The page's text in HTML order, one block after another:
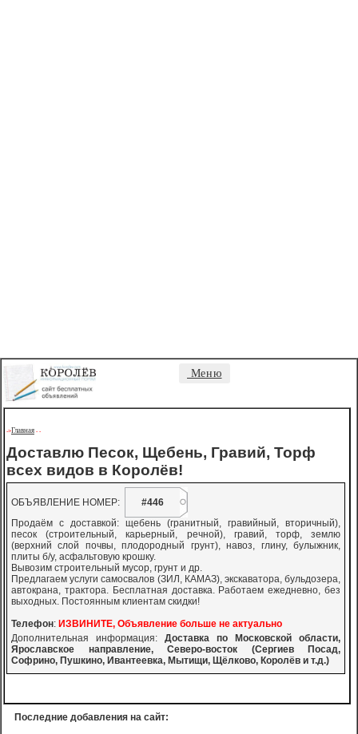
Меню
->Главная - -
Доставлю Песок, Щебень, Гравий, Торф
всех видов в Королёв!
ОБЪЯВЛЕНИЕ НОМЕР:
#446
Продаём с доставкой: щебень (гранитный, гравийный, вторичный),
песок (строительный, карьерный, речной), гравий, торф, землю
(верхний слой почвы, плодородный грунт), навоз, глину, булыжник,
плиты б/у, асфальтовую крошку.
Вывозим строительный мусор, грунт и др.
Предлагаем услуги самосвалов (ЗИЛ, КАМАЗ), экскаватора, бульдозера,
автокрана, трактора. Бесплатная доставка. Работаем ежедневно, без
выходных. Постоянным клиентам скидки!
Телефон: ИЗВИНИТЕ, Объявление больше не актуально
Дополнительная информация: Доставка по Московской области,
Ярославское направление, Северо-восток (Сергиев Посад,
Софрино, Пушкино, Ивантеевка, Мытищи, Щёлково, Королёв и т.д.)
Последние добавления на сайт: